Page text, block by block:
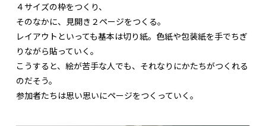
４サイズの枠をつくり、
そのなかに、見開き２ページをつくる。
レイアウトといっても基本は切り紙。色紙や包装紙を手でちぎ
りながら貼っていく。
こうすると、絵が苦手な人でも、それなりにかたちがつくれる
のだそう。
参加者たちは思い思いにページをつくっていく。